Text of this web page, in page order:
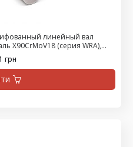
линейный вал
X90CrMoV18 (серия WRA),
грн